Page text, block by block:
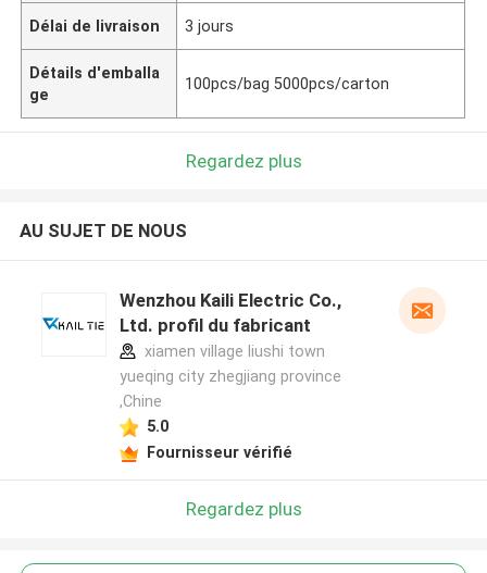
Délai de livraison 3 jours
Détails d'emballa
ge
100pcs/bag 5000pcs/carton
Regardez plus
AU SUJET DE NOUS
Wenzhou Kaili Electric Co.,
Ltd. profil du fabricant
xiamen village liushi town
yueqing city zhegjiang province
,Chine
5.0
Fournisseur vérifié
Regardez plus